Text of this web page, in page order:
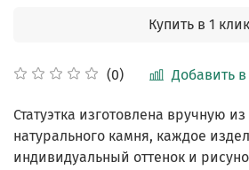
(0) Добавить
Купить в 1 клик
Статуэтка изготовлена вручную
натурального камня, каждое
индивидуальный оттенок и